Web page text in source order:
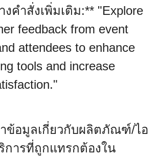
คำสั่งเพิ่มเติม:** "Explore
feedback from event
attendees to enhance
tools and increase
ข้อมูลเกี่ยวกับผลิตภัณฑ์/ไอ
การที่ถูกแทรกต้องใน